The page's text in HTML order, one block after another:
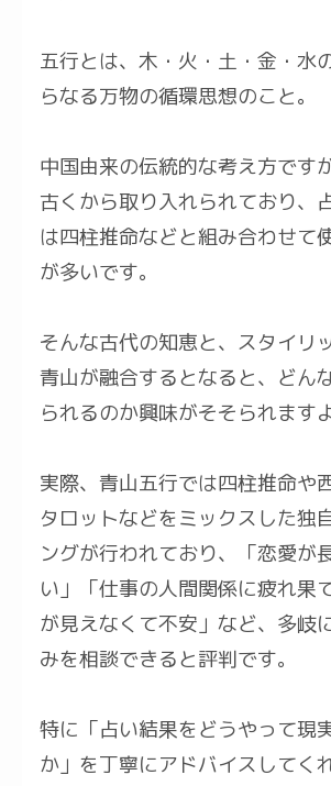
五行とは、木・火・土・金・水
らなる万物の循環思想のこと。
中国由来の伝統的な考え方です
古くから取り入れられており、
は四柱推命などと組み合わせて
が多いです。
そんな古代の知恵と、スタイリ
青山が融合するとなると、どん
られるのか興味がそそられますよ
実際、青山五行では四柱推命や
タロットなどをミックスした独
ングが行われており、「恋愛が
い」「仕事の人間関係に疲れ果
が見えなくて不安」など、多岐
みを相談できると評判です。
特に「占い結果をどうやって現
か」を丁寧にアドバイスしてく